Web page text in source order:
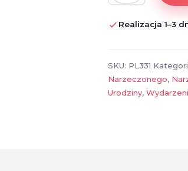
Personalizowany
plakat
Dolce
Vita”
ze
Realizacja 1–3
SKU: PL331
Narzeczonego,
Urodziny,